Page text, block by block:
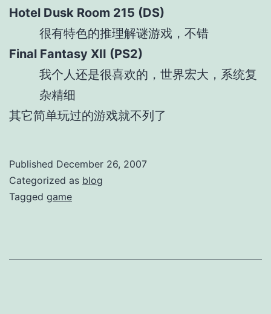
Hotel Dusk Room 215 (DS)
很有特色的推理解谜游戏，不错
Final Fantasy XII (PS2)
我个人还是很喜欢的，世界宏大，系统复
杂精细
其它简单玩过的游戏就不列了
Published December 26, 2007
Categorized as blog
Tagged game